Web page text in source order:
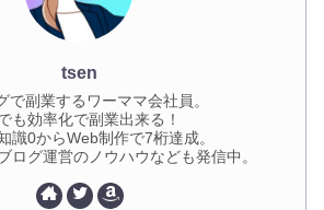
tsen
で副業するワーママ会社員。
も効率化で副業出来る！
識0からWeb制作で7桁達成。
ログ運営のノウハウなども発信中。